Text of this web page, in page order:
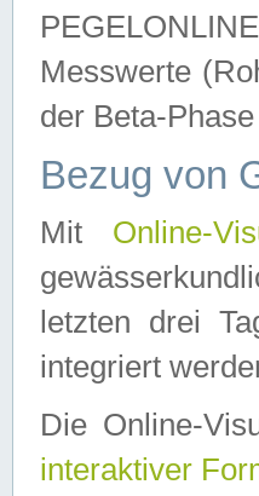
Messwerte
der Beta-
Bezug von
Mit Online-
letzten drei
integriert
Die Online-
interaktiver